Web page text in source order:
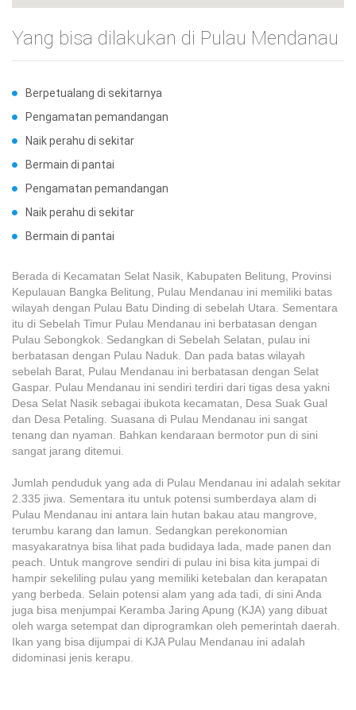
Yang bisa dilakukan di Pulau Mendanau
Berpetualang di sekitarnya
Pengamatan pemandangan
Naik perahu di sekitar
Bermain di pantai
Pengamatan pemandangan
Naik perahu di sekitar
Bermain di pantai
Berada di Kecamatan Selat Nasik, Kabupaten Belitung, Provinsi
Kepulauan Bangka Belitung, Pulau Mendanau ini memiliki batas
wilayah dengan Pulau Batu Dinding di sebelah Utara. Sementara
itu di Sebelah Timur Pulau Mendanau ini berbatasan dengan
Pulau Sebongkok. Sedangkan di Sebelah Selatan, pulau ini
berbatasan dengan Pulau Naduk. Dan pada batas wilayah
sebelah Barat, Pulau Mendanau ini berbatasan dengan Selat
Gaspar. Pulau Mendanau ini sendiri terdiri dari tigas desa yakni
Desa Selat Nasik sebagai ibukota kecamatan, Desa Suak Gual
dan Desa Petaling. Suasana di Pulau Mendanau ini sangat
tenang dan nyaman. Bahkan kendaraan bermotor pun di sini
sangat jarang ditemui.
Jumlah penduduk yang ada di Pulau Mendanau ini adalah sekitar
2.335 jiwa. Sementara itu untuk potensi sumberdaya alam di
Pulau Mendanau ini antara lain hutan bakau atau mangrove,
terumbu karang dan lamun. Sedangkan perekonomian
masyakaratnya bisa lihat pada budidaya lada, made panen dan
peach. Untuk mangrove sendiri di pulau ini bisa kita jumpai di
hampir sekeliling pulau yang memiliki ketebalan dan kerapatan
yang berbeda. Selain potensi alam yang ada tadi, di sini Anda
juga bisa menjumpai Keramba Jaring Apung (KJA) yang dibuat
oleh warga setempat dan diprogramkan oleh pemerintah daerah.
Ikan yang bisa dijumpai di KJA Pulau Mendanau ini adalah
didominasi jenis kerapu.